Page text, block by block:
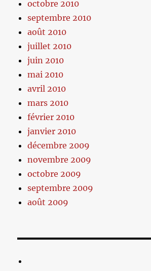
octobre 2010
septembre 2010
août 2010
juillet 2010
juin 2010
mai 2010
avril 2010
mars 2010
février 2010
janvier 2010
décembre 2009
novembre 2009
octobre 2009
septembre 2009
août 2009